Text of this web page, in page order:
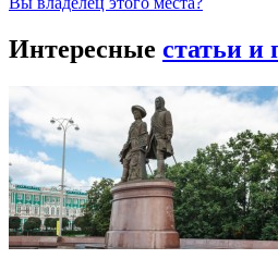
Интересные статьи и